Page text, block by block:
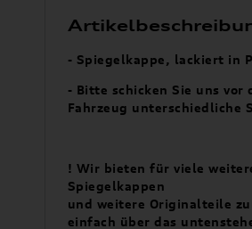
- Spiegelkappe, lackiert in
- Bitte schicken Sie uns
Fahrzeug unterschiedliche
! Wir bieten für viele
Spiegelkappen
und weitere Originalteile
einfach über das